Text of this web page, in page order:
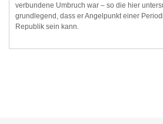
verbundene Umbruch war – so die hier
grundlegend, dass er Angelpunkt einer
Republik sein kann.